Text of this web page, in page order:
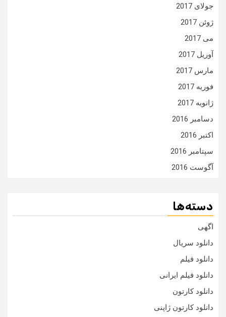
جولای 2017
ژوئن 2017
می 2017
آوریل 2017
مارس 2017
فوریه 2017
ژانویه 2017
دسامبر 2016
اکتبر 2016
سپتامبر 2016
آگوست 2016
دسته‌ها
اگهی
دانلود سریال
دانلود فیلم
دانلود فیلم ایرانی
دانلود کارتون
دانلود کارتون ژاپنی